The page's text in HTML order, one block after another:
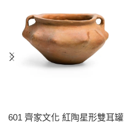
601 齊家文化 紅陶星形雙耳罐